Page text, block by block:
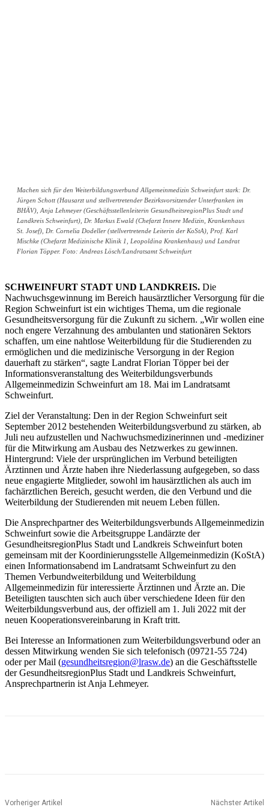
Machen sich für den Weiterbildungsverbund Allgemeinmedizin Schweinfurt stark: Dr.
Jürgen Schott (Hausarzt und stellvertretender Bezirksvorsitzender Unterfranken im
BHÄV), Anja Lehmeyer (Geschäftsstellenleiterin GesundheitsregionPlus Stadt und
Landkreis Schweinfurt), Dr. Markus Ewald (Chefarzt Innere Medizin, Krankenhaus
St. Josef), Dr. Cornelia Dodeller (stellvertretende Leiterin der KoStA), Prof. Karl
Mischke (Chefarzt Medizinische Klinik 1, Leopoldina Krankenhaus) und Landrat
Florian Töpper. Foto: Andreas Lösch/Landratsamt Schweinfurt
SCHWEINFURT STADT UND LANDKREIS. Die
Nachwuchsgewinnung im Bereich hausärztlicher Versorgung für die
Region Schweinfurt ist ein wichtiges Thema, um die regionale
Gesundheitsversorgung für die Zukunft zu sichern. „Wir wollen eine
noch engere Verzahnung des ambulanten und stationären Sektors
schaffen, um eine nahtlose Weiterbildung für die Studierenden zu
ermöglichen und die medizinische Versorgung in der Region
dauerhaft zu stärken“, sagte Landrat Florian Töpper bei der
Informationsveranstaltung des Weiterbildungsverbunds
Allgemeinmedizin Schweinfurt am 18. Mai im Landratsamt
Schweinfurt.
Ziel der Veranstaltung: Den in der Region Schweinfurt seit
September 2012 bestehenden Weiterbildungsverbund zu stärken, ab
Juli neu aufzustellen und Nachwuchsmedizinerinnen und -mediziner
für die Mitwirkung am Ausbau des Netzwerkes zu gewinnen.
Hintergrund: Viele der ursprünglichen im Verbund beteiligten
Ärztinnen und Ärzte haben ihre Niederlassung aufgegeben, so dass
neue engagierte Mitglieder, sowohl im hausärztlichen als auch im
fachärztlichen Bereich, gesucht werden, die den Verbund und die
Weiterbildung der Studierenden mit neuem Leben füllen.
Die Ansprechpartner des Weiterbildungsverbunds Allgemeinmedizin
Schweinfurt sowie die Arbeitsgruppe Landärzte der
GesundheitsregionPlus Stadt und Landkreis Schweinfurt boten
gemeinsam mit der Koordinierungsstelle Allgemeinmedizin (KoStA)
einen Informationsabend im Landratsamt Schweinfurt zu den
Themen Verbundweiterbildung und Weiterbildung
Allgemeinmedizin für interessierte Ärztinnen und Ärzte an. Die
Beteiligten tauschten sich auch über verschiedene Ideen für den
Weiterbildungsverbund aus, der offiziell am 1. Juli 2022 mit der
neuen Kooperationsvereinbarung in Kraft tritt.
Bei Interesse an Informationen zum Weiterbildungsverbund oder an
dessen Mitwirkung wenden Sie sich telefonisch (09721-55 724)
oder per Mail (gesundheitsregion@lrasw.de) an die Geschäftsstelle
der GesundheitsregionPlus Stadt und Landkreis Schweinfurt,
Ansprechpartnerin ist Anja Lehmeyer.
Vorheriger Artikel Nächster Artikel